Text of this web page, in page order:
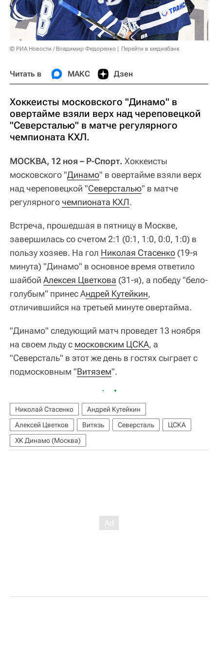
© РИА Новости / Владимир Федоренко Перейти в медиабанк
Читать в МАКС Дзен
Хоккеисты московского "Динамо" в
овертайме взяли верх над череповецкой
"Северсталью" в матче регулярного
чемпионата КХЛ.
МОСКВА, 12 ноя – Р-Спорт. Хоккеисты
московского "Динамо" в овертайме взяли верх
над череповецкой "Северсталью" в матче
регулярного чемпионата КХЛ.
Встреча, прошедшая в пятницу в Москве,
завершилась со счетом 2:1 (0:1, 1:0, 0:0, 1:0) в
пользу хозяев. На гол Николая Стасенко (19-я
минута) "Динамо" в основное время ответило
шайбой Алексея Цветкова (31-я), а победу "бело-
голубым" принес Андрей Кутейкин,
отличившийся на третьей минуте овертайма.
"Динамо" следующий матч проведет 13 ноября
на своем льду с московским ЦСКА, а
"Северсталь" в этот же день в гостях сыграет с
подмосковным "Витязем".
Николай Стасенко
Андрей Кутейкин
Алексей Цветков
Витязь Северсталь
ЦСКА
ХК Динамо (Москва)